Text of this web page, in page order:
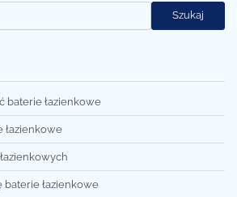
Szukaj
baterie łazienkowe
łazienkowe
baterie łazienkowe